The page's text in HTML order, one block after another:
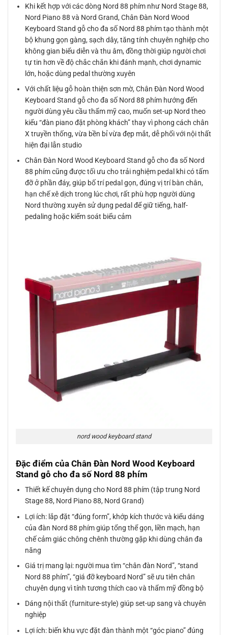
Khi kết hợp với các dòng Nord 88 phím như Nord Stage 88,
Nord Piano 88 và Nord Grand, Chân Đàn Nord Wood
Keyboard Stand gỗ cho đa số Nord 88 phím tạo thành một
bộ khung gọn gàng, sạch dây, tăng tính chuyên nghiệp cho
không gian biểu diễn và thu âm, đồng thời giúp người chơi
tự tin hơn về độ chắc chắn khi đánh mạnh, chơi dynamic
lớn, hoặc dùng pedal thường xuyên
Với chất liệu gỗ hoàn thiện sơn mờ, Chân Đàn Nord Wood
Keyboard Stand gỗ cho đa số Nord 88 phím hướng đến
người dùng yêu cầu thẩm mỹ cao, muốn set-up Nord theo
kiểu “đàn piano đặt phòng khách” thay vì phong cách chân
X truyền thống, vừa bền bỉ vừa đẹp mắt, dễ phối với nội thất
hiện đại lẫn studio
Chân Đàn Nord Wood Keyboard Stand gỗ cho đa số Nord
88 phím cũng được tối ưu cho trải nghiệm pedal khi có tấm
đỡ ở phần đáy, giúp bố trí pedal gọn, đúng vị trí bàn chân,
hạn chế xê dịch trong lúc chơi, rất phù hợp người dùng
Nord thường xuyên sử dụng pedal để giữ tiếng, half-
pedaling hoặc kiểm soát biểu cảm
nord wood keyboard stand
Đặc điểm của Chân Đàn Nord Wood Keyboard
Stand gỗ cho đa số Nord 88 phím
Thiết kế chuyên dụng cho Nord 88 phím (tập trung Nord
Stage 88, Nord Piano 88, Nord Grand)
Lợi ích: lắp đặt “đúng form”, khớp kích thước và kiểu dáng
của đàn Nord 88 phím giúp tổng thể gọn, liền mạch, hạn
chế cảm giác chông chênh thường gặp khi dùng chân đa
năng
Giá trị mang lại: người mua tìm “chân đàn Nord”, “stand
Nord 88 phím”, “giá đỡ keyboard Nord” sẽ ưu tiên chân
chuyên dụng vì tính tương thích cao và thẩm mỹ đồng bộ
Dáng nội thất (furniture-style) giúp set-up sang và chuyên
nghiệp
Lợi ích: biến khu vực đặt đàn thành một “góc piano” đúng